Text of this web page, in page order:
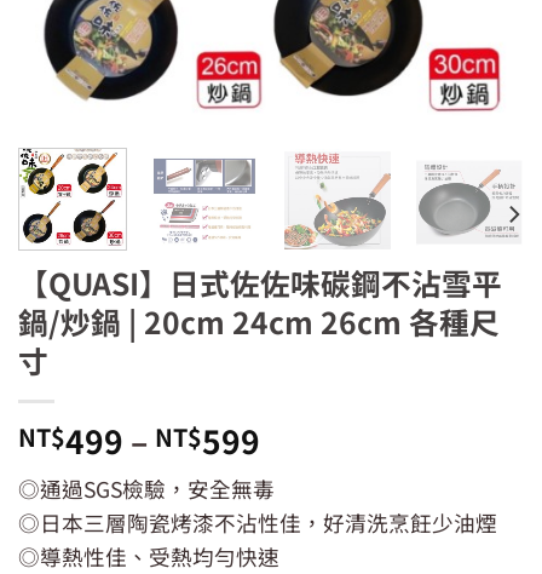
【QUASI】日式佐佐味碳鋼不沾雪平
鍋/炒鍋 | 20cm 24cm 26cm 各種尺
寸
NT$499 – NT$599
◎通過SGS檢驗，安全無毒
◎日本三層陶瓷烤漆不沾性佳，好清洗烹飪少油煙
◎導熱性佳、受熱均勻快速